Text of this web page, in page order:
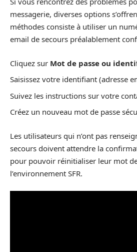
messagerie, diverses options
méthodes consiste à utiliser un
email de secours préalablement
Cliquez sur Mot de passe ou
Saisissez votre identifiant (adresse
Suivez les instructions sur votre
Créez un nouveau mot de passe
Les utilisateurs qui n’ont pas
secours doivent attendre la
pour pouvoir réinitialiser leur mot
l’environnement SFR.